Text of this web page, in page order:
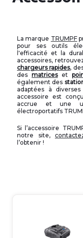
La marque TRUMPF
pour ses outils
l'efficacité et la
accessoires,
chargeurs rapides,
desmatriceset
également des
adaptées à diverses
accessoire est
accrue et une
électroportatifs
Si l’accessoire
notre site,
l’obtenir !